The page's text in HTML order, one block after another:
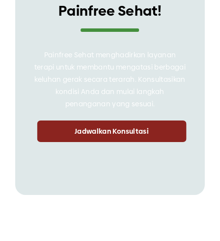
Painfree Sehat!
Painfree Sehat menghadirkan layanan
terapi untuk membantu mengatasi berbagai
keluhan gerak secara terarah. Konsultasikan
kondisi Anda dan mulai langkah
penanganan yang sesuai.
Jadwalkan Konsultasi